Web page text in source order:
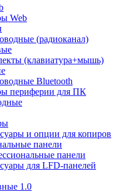
Web
(радиоканал)
(клавиатура+мышь)
Bluetooth
периферии для ПК
и опции для копиров
панели
панели
для LFD-панелей
1.0